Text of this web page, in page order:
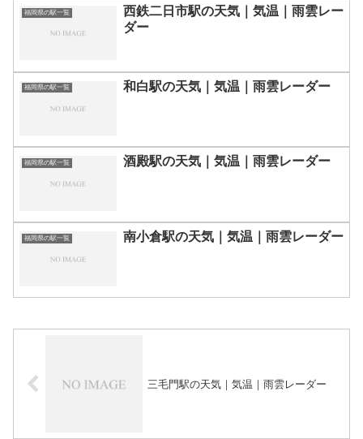
福岡県の駅一覧
西鉄二日市駅の天気｜気温｜雨雲レー
ダー
福岡県の駅一覧 和白駅の天気｜気温｜雨雲レーダー
福岡県の駅一覧 酒殿駅の天気｜気温｜雨雲レーダー
福岡県の駅一覧 南小倉駅の天気｜気温｜雨雲レーダー
三毛門駅の天気｜気温｜雨雲レーダー